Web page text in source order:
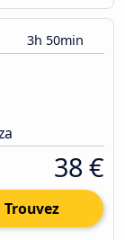
3h 50min
38 €
Trouvez